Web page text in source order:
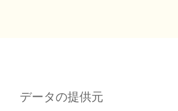
データの提供元